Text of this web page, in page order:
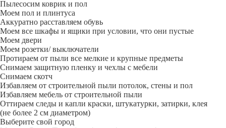
Пылесосим коврик и пол
Моем пол и плинтуса
Аккуратно расставляем обувь
Моем все шкафы и ящики при условии, что они пустые
Моем двери
Моем розетки/ выключатели
Протираем от пыли все мелкие и крупные предметы
Снимаем защитную пленку и чехлы с мебели
Снимаем скотч
Избавляем от строительной пыли потолок, стены и пол
Избавляем мебель от строительной пыли
Оттираем следы и капли краски, штукатурки, затирки, клея
(не более 2 см диаметром)
Выберите свой город